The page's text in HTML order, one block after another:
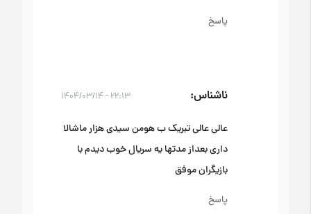
پاسخ
ناشناس ۲۲:۱۳ - ۱۴۰۴/۰۳/۱۴
عالی عالی تبریک ب هومن سیدی هزار ماشالا
داری بعداز مدتها یه سریال خوب دیدم با
بازیگران موفق
پاسخ